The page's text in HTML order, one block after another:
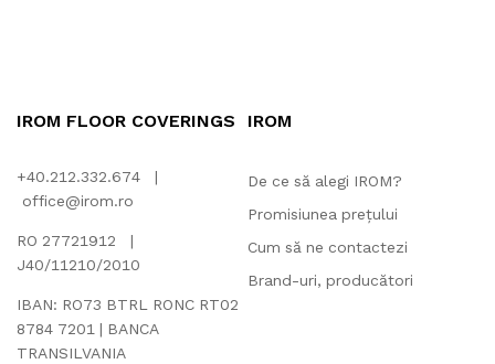
IROM FLOOR COVERINGS
+40.212.332.674 |
office@irom.ro
RO 27721912 |
J40/11210/2010
IBAN: RO73 BTRL RONC RT02
8784 7201 | BANCA
TRANSILVANIA
IROM
De ce să alegi IROM?
Promisiunea prețului
Cum să ne contactezi
Brand-uri, producători